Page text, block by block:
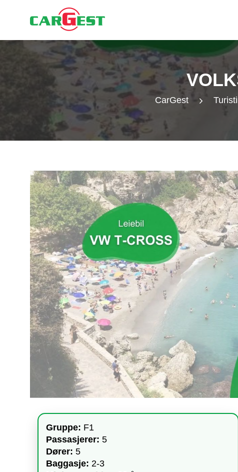
CarGest
Gruppe: F1
Passasjerer: 5
Dører: 5
Baggasje: 2-3